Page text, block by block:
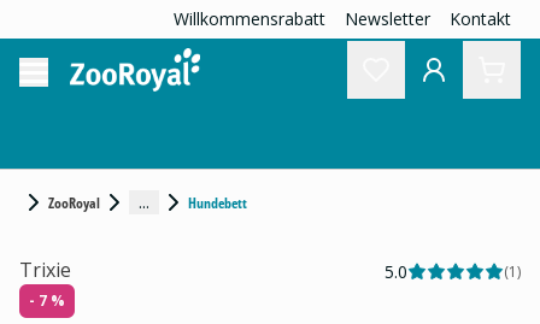
Willkommensrabatt Newsletter Kontakt
ZooRoyal ... Hundebett
Trixie 5.0 (1)
- 7 %